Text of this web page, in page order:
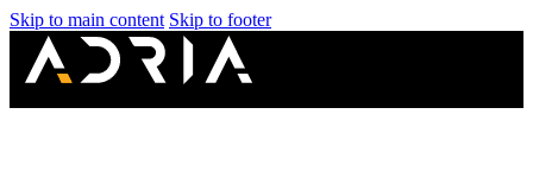
Skip to main content Skip to footer